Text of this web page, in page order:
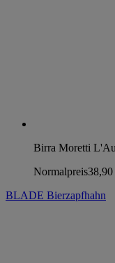
Birra Moretti
Normalpreis38,90
BLADE Bierzapfhahn